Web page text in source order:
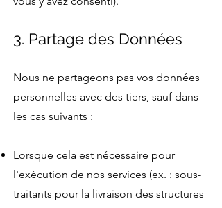
3. Partage des Données
Nous ne partageons pas vos données
personnelles avec des tiers, sauf dans
les cas suivants :
Lorsque cela est nécessaire pour
l'exécution de nos services (ex. : sous-
traitants pour la livraison des structures